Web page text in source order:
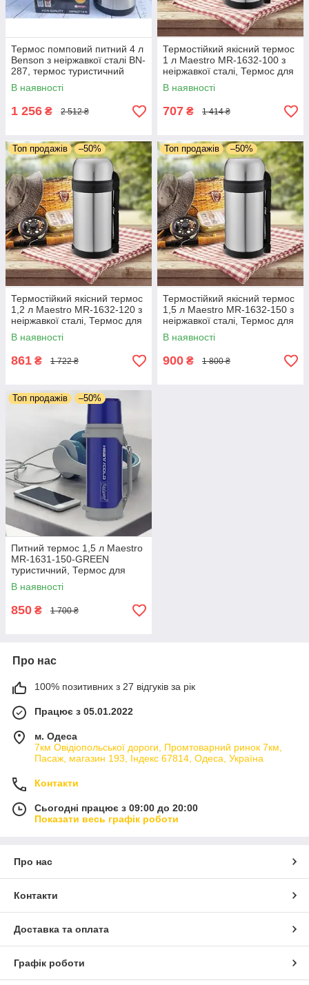
Термос помповий питний 4 л
Benson з неіржавкої сталі BN-
287, термос туристичний
дорожній для води
В наявності
1 256 ₴ 2 512 ₴
Термостійкий якісний термос
1 л Maestro MR-1632-100 з
неіржавкої сталі, Термос для
туристів стильний
В наявності
707 ₴ 1 414 ₴
Топ продажів –50%
Термостійкий якісний термос
1,2 л Maestro MR-1632-120 з
неіржавкої сталі, Термос для
туристів стильний
В наявності
861 ₴ 1 722 ₴
Топ продажів –50%
Термостійкий якісний термос
1,5 л Maestro MR-1632-150 з
неіржавкої сталі, Термос для
туристів стильний
В наявності
900 ₴ 1 800 ₴
Топ продажів –50%
Питний термос 1,5 л Maestro
MR-1631-150-GREEN
туристичний, Термос для
води неіржавка сталь
В наявності
850 ₴ 1 700 ₴
Про нас
100% позитивних з 27 відгуків за рік
Працює з 05.01.2022
м. Одеса
7км Овідіопольської дороги, Промтоварний ринок 7км,
Пасаж, магазин 193, Індекс 67814, Одеса, Україна
Контакти
Сьогодні працює з 09:00 до 20:00
Показати весь графік роботи
Про нас
Контакти
Доставка та оплата
Графік роботи